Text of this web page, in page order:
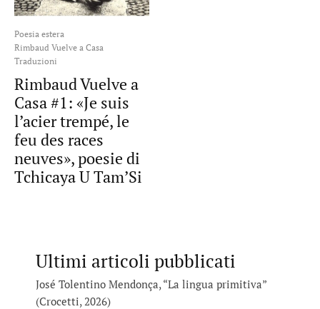
Poesia estera
Rimbaud Vuelve a Casa
Traduzioni
Rimbaud Vuelve a
Casa #1: «Je suis
l’acier trempé, le
feu des races
neuves», poesie di
Tchicaya U Tam’Si
Ultimi articoli pubblicati
José Tolentino Mendonça, “La lingua primitiva”
(Crocetti, 2026)